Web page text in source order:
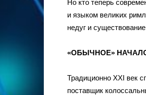
Но кто теперь
и языком великих
недуг и
«ОБЫЧНОЕ»
Традиционно ХХI век
поставщик